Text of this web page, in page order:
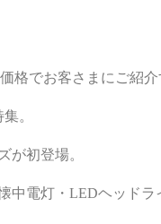
でお客さまにご紹
。
が初登場。
電灯・LEDヘッド